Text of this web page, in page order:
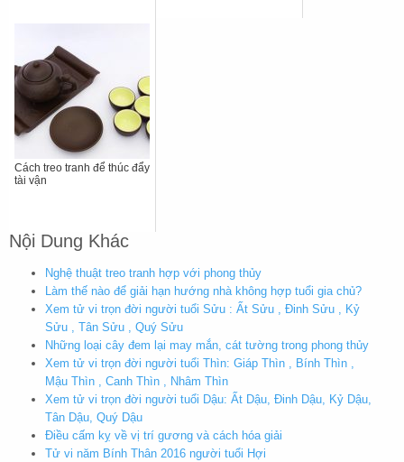
Cách treo tranh để thúc đẩy
tài vận
Nội Dung Khác
Nghệ thuật treo tranh hợp với phong thủy
Làm thế nào để giải hạn hướng nhà không hợp tuổi gia chủ?
Xem tử vi trọn đời người tuổi Sửu : Ất Sửu , Đinh Sửu , Kỷ
Sửu , Tân Sửu , Quý Sửu
Những loại cây đem lại may mắn, cát tường trong phong thủy
Xem tử vi trọn đời người tuổi Thìn: Giáp Thìn , Bính Thìn ,
Mậu Thìn , Canh Thìn , Nhâm Thìn
Xem tử vi trọn đời người tuổi Dậu: Ất Dậu, Đinh Dậu, Kỷ Dậu,
Tân Dậu, Quý Dậu
Điều cấm kỵ về vị trí gương và cách hóa giải
Tử vi năm Bính Thân 2016 người tuổi Hợi